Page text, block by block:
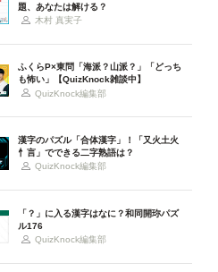
題、あなたは解ける？
木村 真実子
ふくらP×東問「海派？山派？」「どっち
も怖い」【QuizKnock雑談中】
QuizKnock編集部
漢字のパズル「合体漢字」！「又火土火
忄言」でできる二字熟語は？
QuizKnock編集部
「？」に入る漢字はなに？和同開珎パズ
ル176
QuizKnock編集部